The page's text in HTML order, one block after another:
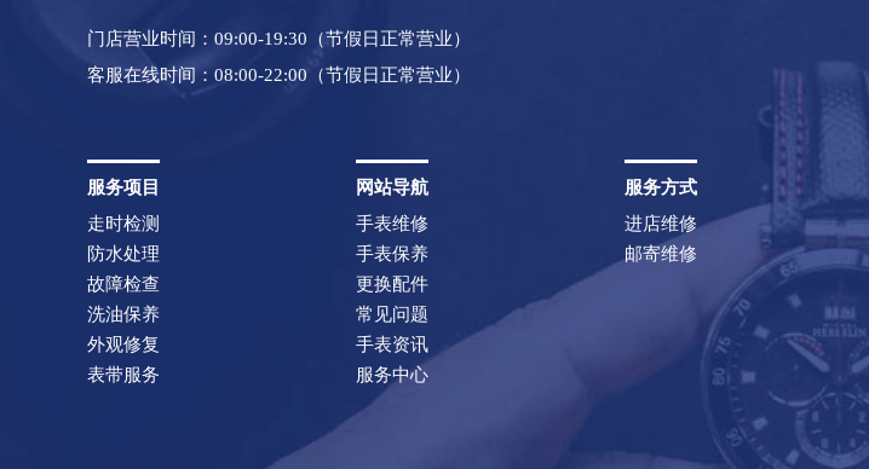
门店营业时间：09:00-19:30（节假日正常营业）
客服在线时间：08:00-22:00（节假日正常营业）
服务项目
走时检测
防水处理
故障检查
洗油保养
外观修复
表带服务
网站导航
手表维修
手表保养
更换配件
常见问题
手表资讯
服务中心
服务方式
进店维修
邮寄维修